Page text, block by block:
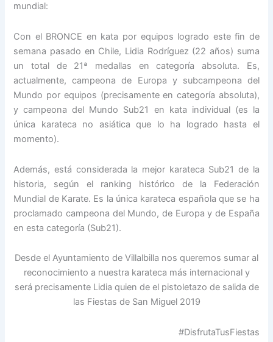
mundial:
Con el BRONCE en kata por equipos logrado este fin de
semana pasado en Chile, Lidia Rodríguez (22 años) suma
un total de 21ª medallas en categoría absoluta. Es,
actualmente, campeona de Europa y subcampeona del
Mundo por equipos (precisamente en categoría absoluta),
y campeona del Mundo Sub21 en kata individual (es la
única karateca no asiática que lo ha logrado hasta el
momento).
Además, está considerada la mejor karateca Sub21 de la
historia, según el ranking histórico de la Federación
Mundial de Karate. Es la única karateca española que se ha
proclamado campeona del Mundo, de Europa y de España
en esta categoría (Sub21).
Desde el Ayuntamiento de Villalbilla nos queremos sumar al
reconocimiento a nuestra karateca más internacional y
será precisamente Lidia quien de el pistoletazo de salida de
las Fiestas de San Miguel 2019
#DisfrutaTusFiestas